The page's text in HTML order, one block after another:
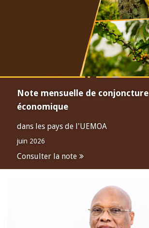
Note mensuelle de conjoncture
économique
dans les pays de l'UEMOA
juin 2026
Consulter la note